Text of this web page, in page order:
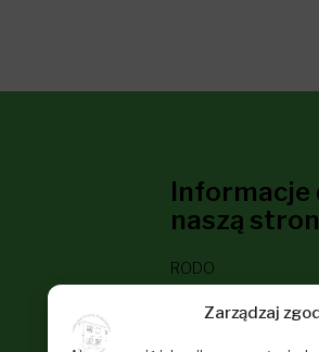
Zarządzaj
Informacje
naszą
RODO